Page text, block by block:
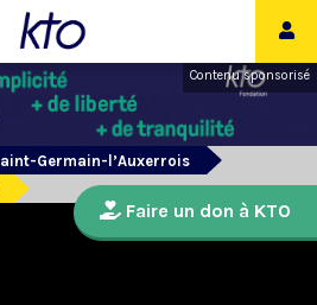
Contenu sponsorisé
Germain-l’Auxerrois
Faire un don à KTO